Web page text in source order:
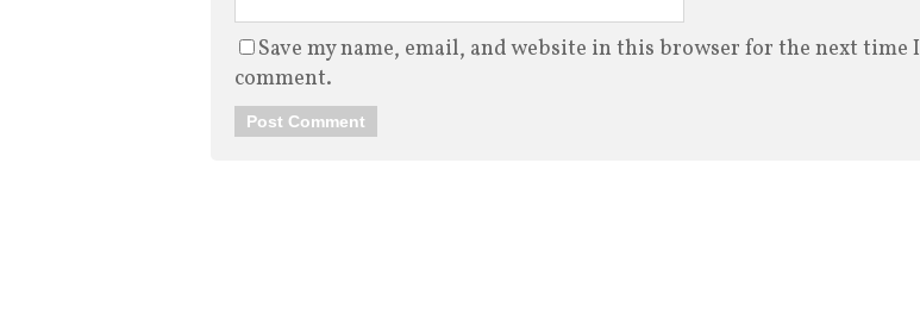
Save my name, email, and website in this browser for the next time I
comment.